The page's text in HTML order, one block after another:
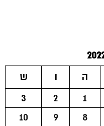
ה ו
ש
1
2
3
8
9
10